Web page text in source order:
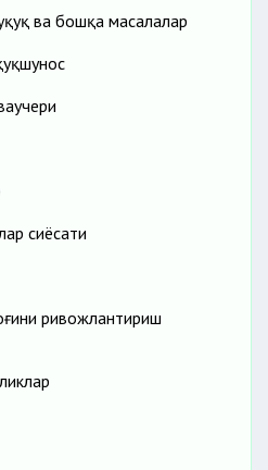
ва бошқа масалалар
сиёсати
ривожлантириш